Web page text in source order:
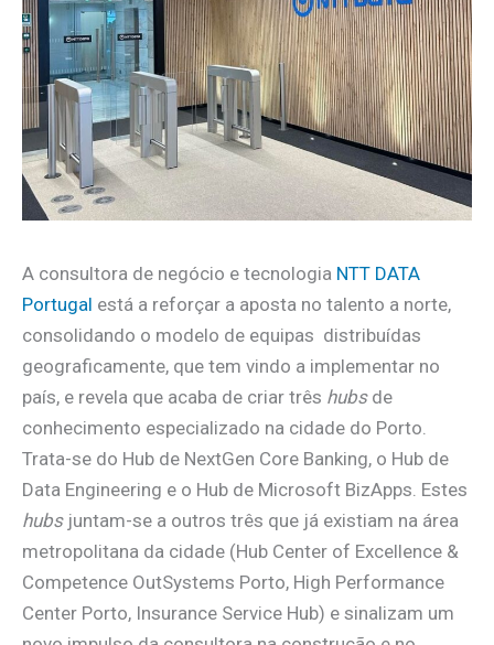
A consultora de negócio e tecnologia NTT DATA
Portugal está a reforçar a aposta no talento a norte,
consolidando o modelo de equipas distribuídas
geograficamente, que tem vindo a implementar no
país, e revela que acaba de criar três hubsde
conhecimento especializado na cidade do Porto.
Trata-se do Hub de NextGen Core Banking, o Hub de
Data Engineering e o Hub de Microsoft BizApps. Estes
hubsjuntam-se a outros três que já existiam na área
metropolitana da cidade (Hub Center of Excellence &
Competence OutSystems Porto, High Performance
Center Porto, Insurance Service Hub) e sinalizam um